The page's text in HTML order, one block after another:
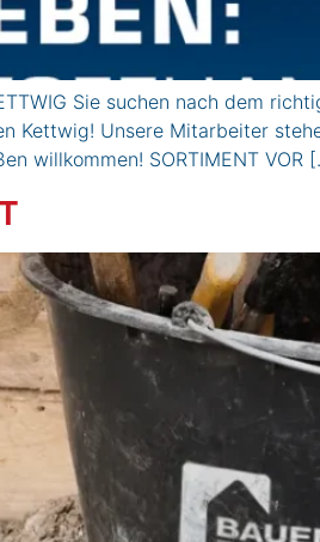
Sie suchen nach dem
Kettwig! Unsere Mitarbeiter
willkommen! SORTIMENT VOR